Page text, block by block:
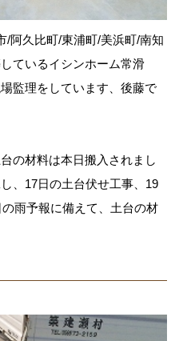
/阿久比町/東浦町/美浜町/南知
ているイシンホーム常滑
監理をしています、後藤で
の材料は本日搬入されまし
、17日の土台伏せ工事、19
雨予報に備えて、土台の材